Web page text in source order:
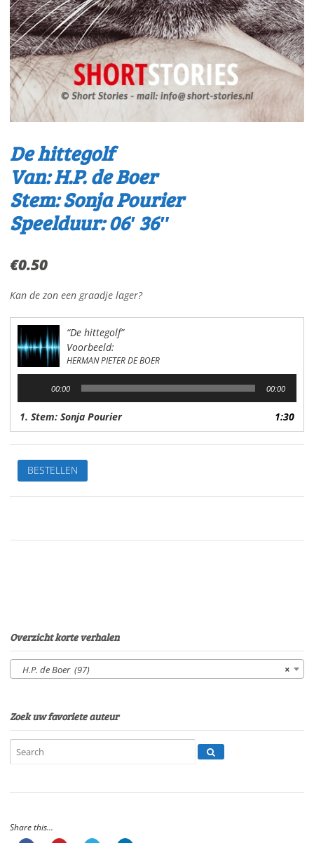
De hittegolf
Van: H.P. de Boer
Stem: Sonja Pourier
Speelduur: 06′ 36″
€0.50
Kan de zon een graadje lager?
“De hittegolf”
Voorbeeld:
HERMAN PIETER DE BOER
00:00 00:00
1. Stem: Sonja Pourier 1:30
De
hittegolfVan:
H.P.
Sonja
BESTELLEN
Overzicht korte verhalen
×
H.P. de Boer (97)
Zoek uw favoriete auteur
Share this...